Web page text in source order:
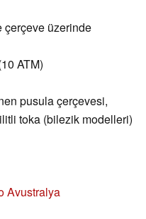
çerçeve üzerinde
ATM)
pusula çerçevesi,
toka (bilezik modelleri)
Avustralya